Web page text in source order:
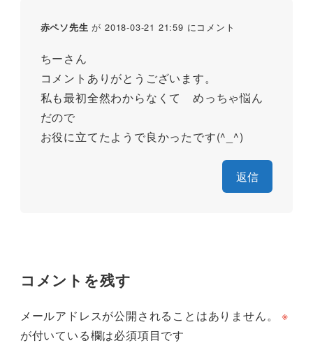
赤ペソ先生 が 2018-03-21 21:59 にコメント
ちーさん
コメントありがとうございます。
私も最初全然わからなくて めっちゃ悩ん
だので
お役に立てたようで良かったです(^_^)
返信
コメントを残す
メールアドレスが公開されることはありません。
※
が付いている欄は必須項目です